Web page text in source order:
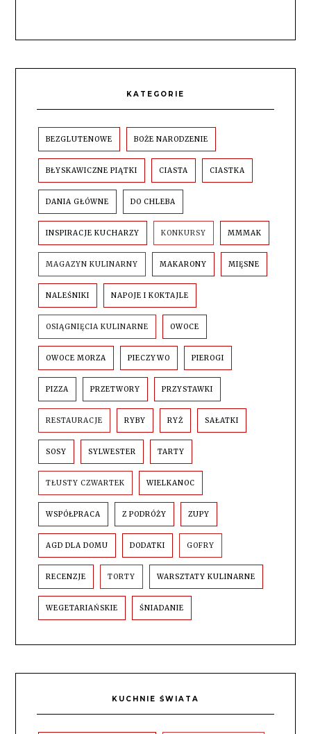
KATEGORIE
BEZGLUTENOWE BOŻE NARODZENIE
BŁYSKAWICZNE PIĄTKI CIASTA CIASTKA
DANIA GŁÓWNE DO CHLEBA
INSPIRACJE KUCHARZY KONKURSY MMMAK
MAGAZYN KULINARNY MAKARONY MIĘSNE
NALEŚNIKI NAPOJE I KOKTAJLE
OSIĄGNIĘCIA KULINARNE OWOCE
OWOCE MORZA PIECZYWO PIEROGI
PIZZA PRZETWORY PRZYSTAWKI
RESTAURACJE RYBY RYŻ SAŁATKI
SOSY SYLWESTER TARTY
TŁUSTY CZWARTEK WIELKANOC
WSPÓŁPRACA Z PODRÓŻY ZUPY
AGD DLA DOMU DODATKI GOFRY
RECENZJE TORTY WARSZTATY KULINARNE
WEGETARIAŃSKIE ŚNIADANIE
KUCHNIE ŚWIATA